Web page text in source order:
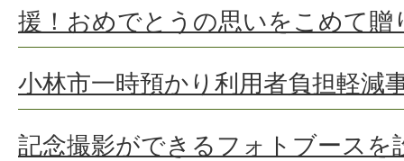
援！おめでとうの思いをこめて贈
小林市一時預かり利用者負担軽減
記念撮影ができるフォトブースを